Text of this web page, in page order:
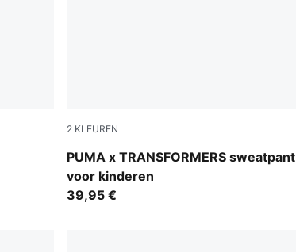
2 KLEUREN
PUMA x TRANSFORMERS sweatpant
voor kinderen
Light Gray Heather
39,95 €